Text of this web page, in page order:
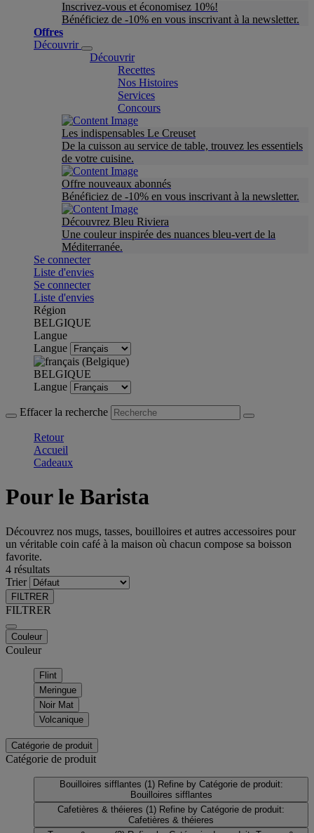
Inscrivez-vous et économisez 10%!
Bénéficiez de -10% en vous inscrivant à la newsletter.
Offres
Découvrir
Découvrir
Recettes
Nos Histoires
Services
Concours
Les indispensables Le Creuset
De la cuisson au service de table, trouvez les essentiels
de votre cuisine.
Offre nouveaux abonnés
Bénéficiez de -10% en vous inscrivant à la newsletter.
Découvrez Bleu Riviera
Une couleur inspirée des nuances bleu-vert de la
Méditerranée.
Se connecter
Liste d'envies
Se connecter
Liste d'envies
Région
BELGIQUE
Langue
Langue
BELGIQUE
Langue
Effacer la recherche
Retour
Accueil
Cadeaux
Pour le Barista
Découvrez nos mugs, tasses, bouilloires et autres accessoires pour
un véritable coin café à la maison où chacun compose sa boisson
favorite.
4 résultats
Trier
FILTRER
FILTRER
Couleur
Couleur
Flint
Meringue
Noir Mat
Volcanique
Catégorie de produit
Catégorie de produit
Bouilloires sifflantes (1) Refine by Catégorie de produit:
Bouilloires sifflantes
Cafetières & théieres (1) Refine by Catégorie de produit:
Cafetières & théieres